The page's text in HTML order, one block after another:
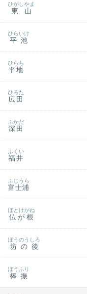
東山
ひがしやま
平池
ひらいけ
平地
ひらち
広田
ひろた
深田
ふかだ
福井
ふくい
富士浦
ふじうら
仏が根
ほとけがね
坊の後
ぼうのうしろ
棒振
ぼうふり